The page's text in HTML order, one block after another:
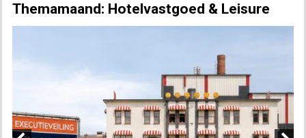
Themamaand: Hotelvastgoed & Leisure